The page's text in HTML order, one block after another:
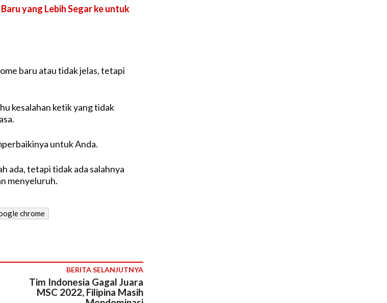
yang Lebih Segar ke untuk
baru atau tidak jelas, tetapi
kesalahan ketik yang tidak
untuk Anda.
ada, tetapi tidak ada salahnya
menyeluruh.
chrome
BERITA SELANJUTNYA
Tim Indonesia Gagal Juara
MSC 2022, Filipina Masih